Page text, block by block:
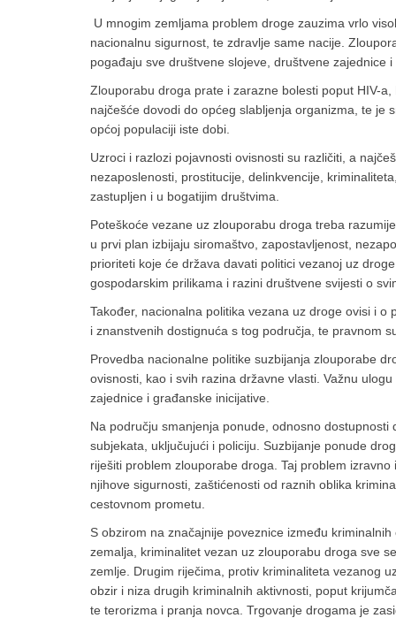
U mnogim zemljama problem droge zauzima vrlo
nacionalnu sigurnost, te zdravlje same nacije.
pogađaju sve društvene slojeve, društvene zajednice i
Zlouporabu droga prate i zarazne bolesti poput HIV-
najčešće dovodi do općeg slabljenja organizma, te je
općoj populaciji iste dobi.
Uzroci i razlozi pojavnosti ovisnosti su različiti, a
nezaposlenosti, prostitucije, delinkvencije,
zastupljen i u bogatijim društvima.
Poteškoće vezane uz zlouporabu droga treba
u prvi plan izbijaju siromaštvo, zapostavljenost,
prioriteti koje će država davati politici vezanoj uz
gospodarskim prilikama i razini društvene svijesti o
Također, nacionalna politika vezana uz droge ovisi i
i znanstvenih dostignuća s tog područja, te pravnom
Provedba nacionalne politike suzbijanja zlouporabe
ovisnosti, kao i svih razina državne vlasti. Važnu
zajednice i građanske inicijative.
Na području smanjenja ponude, odnosno
subjekata, uključujući i policiju. Suzbijanje ponude
riješiti problem zlouporabe droga. Taj problem
njihove sigurnosti, zaštićenosti od raznih oblika
cestovnom prometu.
S obzirom na značajnije poveznice između
zemalja, kriminalitet vezan uz zlouporabu droga sve
zemlje. Drugim riječima, protiv kriminaliteta vezanog
obzir i niza drugih kriminalnih aktivnosti, poput
te terorizma i pranja novca. Trgovanje drogama je